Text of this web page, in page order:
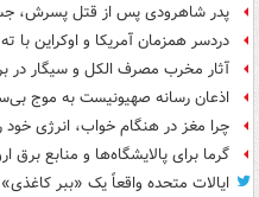
پدر شاهرودی پس از قتل پسرش،
دردسر همزمان آمریکا و اوکراین
آثار مخرب مصرف الکل و سیگار در
اذعان رسانه صهیونیست به موج
چرا مغز در هنگام خواب، انرژی خود
گرما برای پالایشگاه‌ها و منابع برق
ایالات متحده واقعاً یک «ببر